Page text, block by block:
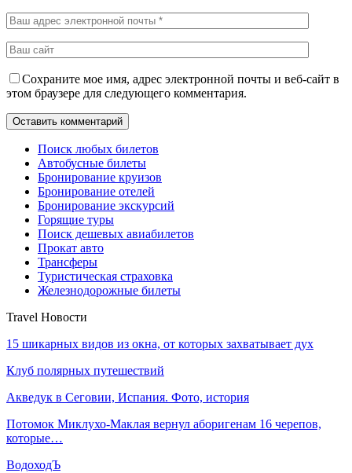
Сохраните мое имя, адрес электронной почты и веб-сайт в
этом браузере для следующего комментария.
Поиск любых билетов
Автобусные билеты
Бронирование круизов
Бронирование отелей
Бронирование экскурсий
Горящие туры
Поиск дешевых авиабилетов
Прокат авто
Трансферы
Туристическая страховка
Железнодорожные билеты
Travel Новости
15 шикарных видов из окна, от которых захватывает дух
Клуб полярных путешествий
Акведук в Сеговии, Испания. Фото, история
Потомок Миклухо-Маклая вернул аборигенам 16 черепов,
которые…
ВодоходЪ